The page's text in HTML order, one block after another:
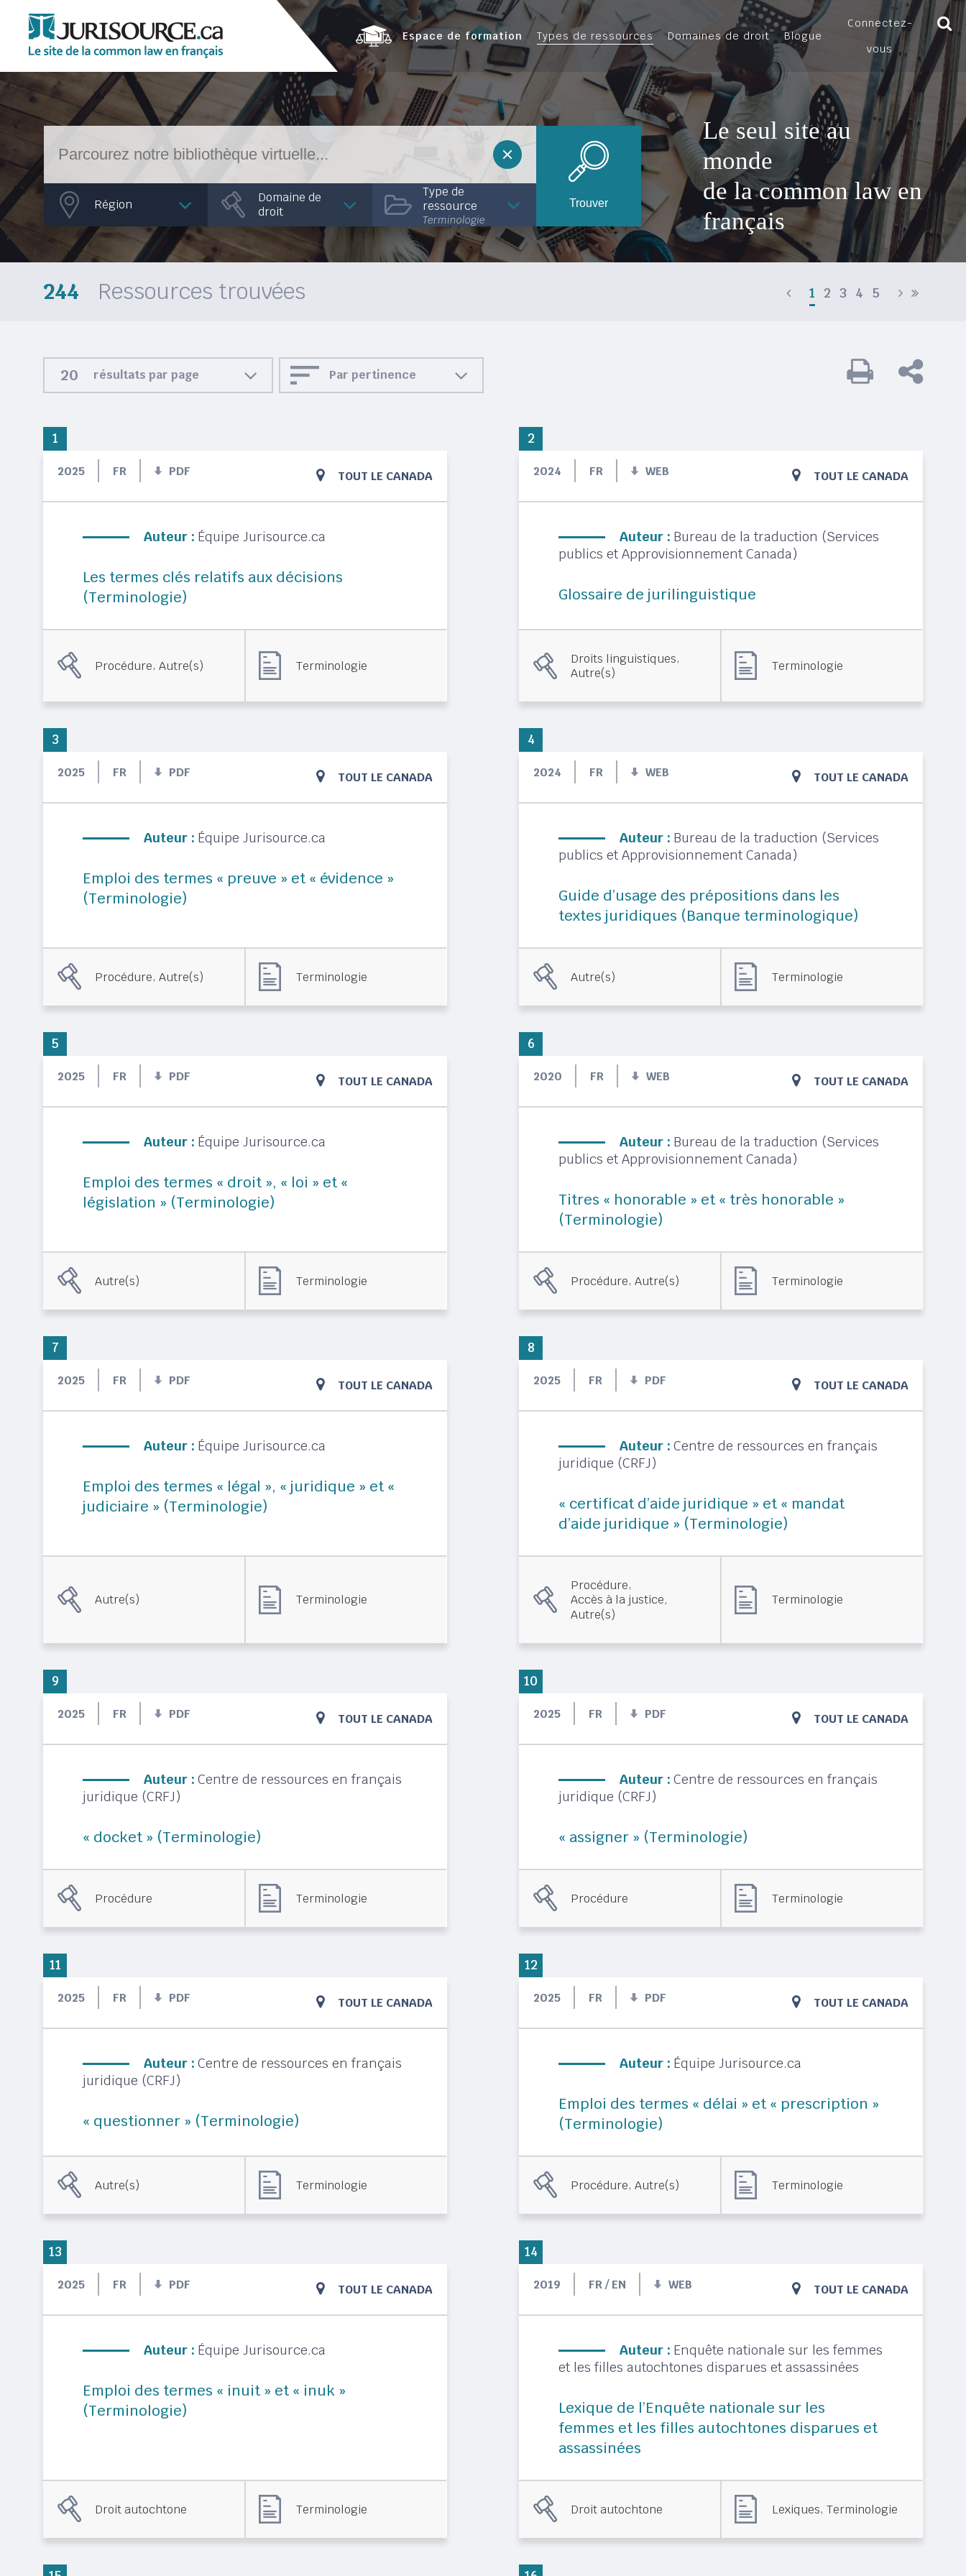
Connectez-
vous
Espace de formation Types de ressources Domaines de droit Blogue
Le seul site au
monde
de la common law en
français
Région
Domaine de
droit
Type de
ressource
Terminologie
Trouver
244 Ressources trouvées 1 2 3 4 5
résultats par page Par pertinence
2025 FR PDF TOUT LE CANADA
Auteur : Équipe Jurisource.ca
Les termes clés relatifs aux décisions
(Terminologie)
Procédure,Autre(s) Terminologie
1
2024 FR WEB TOUT LE CANADA
Auteur : Bureau de la traduction (Services
publics et Approvisionnement Canada)
Glossaire de jurilinguistique
Droits linguistiques,
Autre(s)
Terminologie
2
2025 FR PDF TOUT LE CANADA
Auteur : Équipe Jurisource.ca
Emploi des termes « preuve » et « évidence »
(Terminologie)
Procédure,Autre(s) Terminologie
3
2024 FR WEB TOUT LE CANADA
Auteur : Bureau de la traduction (Services
publics et Approvisionnement Canada)
Guide d’usage des prépositions dans les
textes juridiques (Banque terminologique)
Autre(s) Terminologie
4
2025 FR PDF TOUT LE CANADA
Auteur : Équipe Jurisource.ca
Emploi des termes « droit », « loi » et «
législation » (Terminologie)
Autre(s) Terminologie
5
2020 FR WEB TOUT LE CANADA
Auteur : Bureau de la traduction (Services
publics et Approvisionnement Canada)
Titres « honorable » et « très honorable »
(Terminologie)
Procédure, Autre(s) Terminologie
6
2025 FR PDF TOUT LE CANADA
Auteur : Équipe Jurisource.ca
Emploi des termes « légal », « juridique » et «
judiciaire » (Terminologie)
Autre(s) Terminologie
7
2025 FR PDF TOUT LE CANADA
Auteur : Centre de ressources en français
juridique (CRFJ)
« certificat d’aide juridique » et « mandat
d’aide juridique » (Terminologie)
Procédure,
Accès à la justice,
Autre(s)
Terminologie
8
2025 FR PDF TOUT LE CANADA
Auteur : Centre de ressources en français
juridique (CRFJ)
« docket » (Terminologie)
Procédure Terminologie
9
2025 FR PDF TOUT LE CANADA
Auteur : Centre de ressources en français
juridique (CRFJ)
« assigner » (Terminologie)
Procédure Terminologie
10
2025 FR PDF TOUT LE CANADA
Auteur : Centre de ressources en français
juridique (CRFJ)
« questionner » (Terminologie)
Autre(s) Terminologie
11
2025 FR PDF TOUT LE CANADA
Auteur : Équipe Jurisource.ca
Emploi des termes « délai » et « prescription »
(Terminologie)
Procédure, Autre(s) Terminologie
12
2025 FR PDF TOUT LE CANADA
Auteur : Équipe Jurisource.ca
Emploi des termes « inuit » et « inuk »
(Terminologie)
Droit autochtone Terminologie
13
2019 FR / EN WEB TOUT LE CANADA
Auteur : Enquête nationale sur les femmes
et les filles autochtones disparues et assassinées
Lexique de l’Enquête nationale sur les
femmes et les filles autochtones disparues et
assassinées
Droit autochtone Lexiques, Terminologie
14